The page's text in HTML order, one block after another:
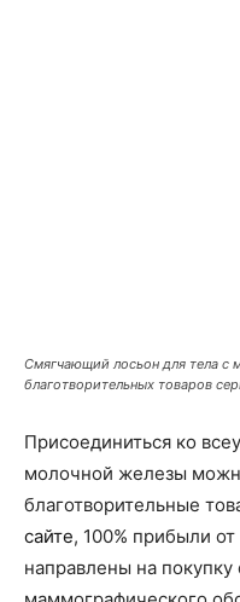
Смягчающий лосьон для тела с
благотворительных товаров
Присоединиться ко
молочной железы
благотворительные
сайте, 100% прибыли
направлены на